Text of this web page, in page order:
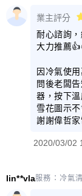
業主評分
耐心諮詢
大力推薦
因冷氣使
問後老闆
器，按下
雪花圖示
謝謝偉哲家
2020/03/02
lin**vla服務： 冷氣